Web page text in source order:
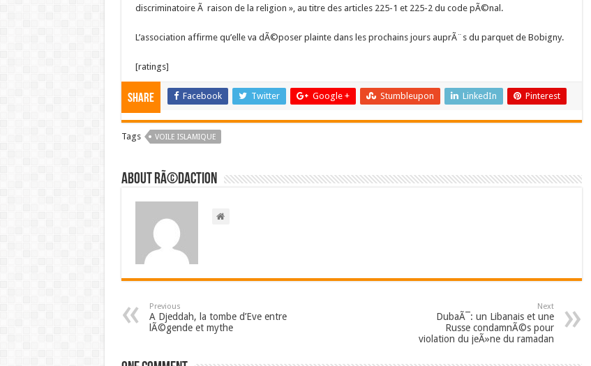
discriminatoire Ã raison de la religion », au titre des articles 225-1 et 225-2 du code pÃ©nal.
L’association affirme qu’elle va dÃ©poser plainte dans les prochains jours auprÃ¨s du parquet de Bobigny.
[ratings]
Share Facebook Twitter Google + Stumbleupon LinkedIn Pinterest
Tags VOILE ISLAMIQUE
About RÃ©daction
Previous
A Djeddah, la tombe d’Eve entre
lÃ©gende et mythe
Next
DubaÃ¯: un Libanais et une
Russe condamnÃ©s pour
violation du jeÃ»ne du ramadan